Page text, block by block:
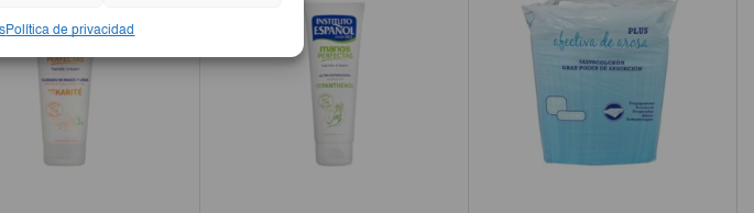
Política de privacidad